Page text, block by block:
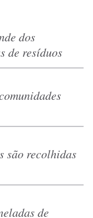
dos
de resíduos
são recolhidas
de